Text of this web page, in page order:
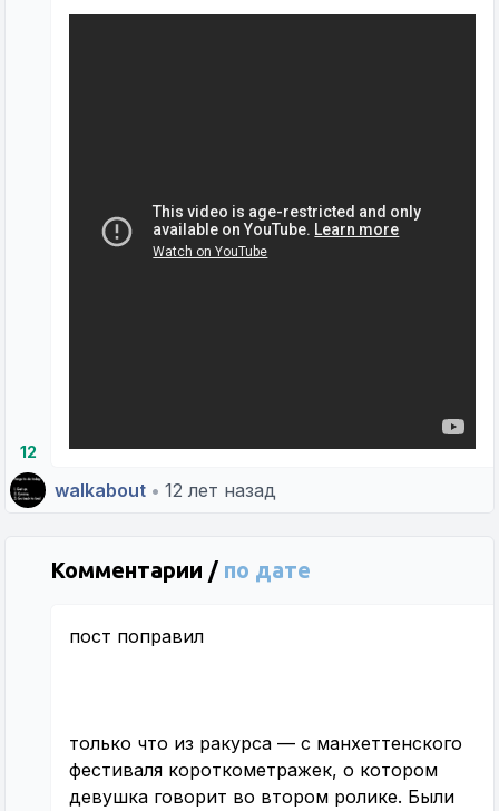
12
walkabout • 12 лет назад
Комментарии / по дате
пост поправил
только что из ракурса — с манхеттенского
фестиваля короткометражек, о котором
девушка говорит во втором ролике. Были